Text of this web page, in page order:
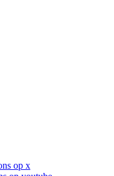
op x